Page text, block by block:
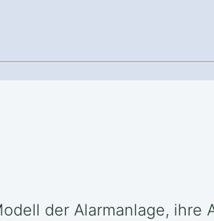
der Alarmanlage, ihre